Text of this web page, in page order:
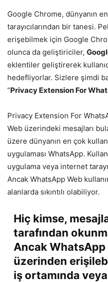
Google Chrome, dünyanın
tarayıcılarından bir tanesi.
erişebilmek için Google
olunca da geliştiriciler,
eklentiler geliştirerek
hedefliyorlar. Sizlere şimdi
“Privacy Extension For
Privacy Extension For
Web üzerindeki mesajları
üzere dünyanın en çok
uygulaması WhatsApp.
uygulama veya internet
Ancak WhatsApp Web
alanlarda sıkıntılı olabiliyor.
Hiç kimse,
tarafından
Ancak
üzerinden
iş ortamında